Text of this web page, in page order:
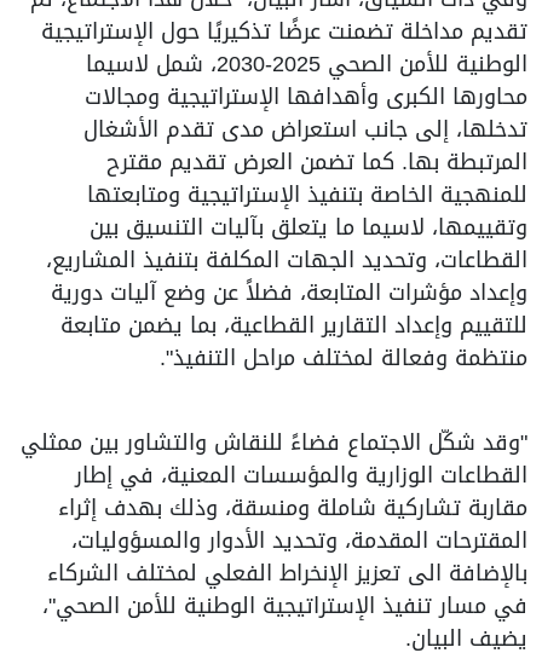
تقديم مداخلة تضمنت عرضًا تذكيريًا حول الإستراتيجية
الوطنية للأمن الصحي 2025-2030، شمل لاسيما
محاورها الكبرى وأهدافها الإستراتيجية ومجالات
تدخلها، إلى جانب استعراض مدى تقدم الأشغال
المرتبطة بها. كما تضمن العرض تقديم مقترح
للمنهجية الخاصة بتنفيذ الإستراتيجية ومتابعتها
وتقييمها، لاسيما ما يتعلق بآليات التنسيق بين
القطاعات، وتحديد الجهات المكلفة بتنفيذ المشاريع،
وإعداد مؤشرات المتابعة، فضلاً عن وضع آليات دورية
للتقييم وإعداد التقارير القطاعية، بما يضمن متابعة
منتظمة وفعالة لمختلف مراحل التنفيذ".
"وقد شكّل الاجتماع فضاءً للنقاش والتشاور بين ممثلي
القطاعات الوزارية والمؤسسات المعنية، في إطار
مقاربة تشاركية شاملة ومنسقة، وذلك بهدف إثراء
المقترحات المقدمة، وتحديد الأدوار والمسؤوليات،
بالإضافة الى تعزيز الإنخراط الفعلي لمختلف الشركاء
في مسار تنفيذ الإستراتيجية الوطنية للأمن الصحي"،
يضيف البيان.